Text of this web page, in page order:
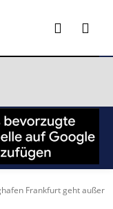
Frankfurt geht außer